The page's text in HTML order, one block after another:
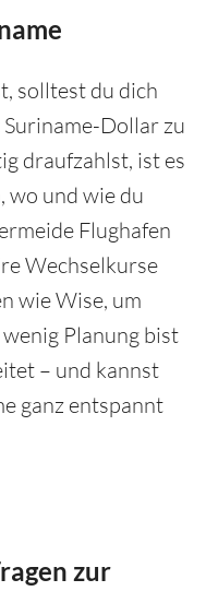
solltest du dich
Dollar zu
draufzahlst, ist es
wo und wie du
Flughafen
Wechselkurse
wie Wise, um
Planung bist
– und kannst
ganz entspannt
zur